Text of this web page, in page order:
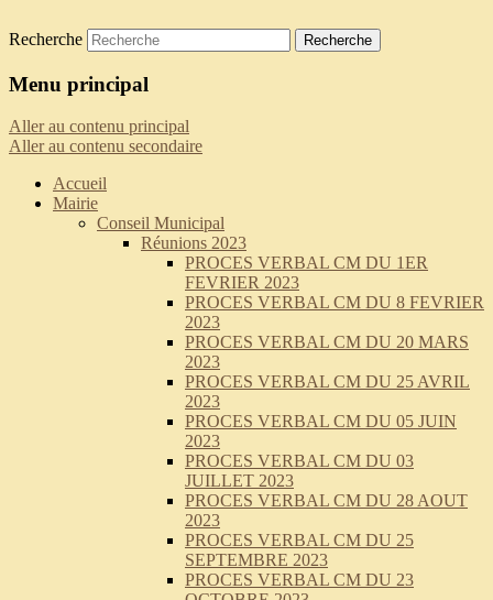
Saint-Pierre-de-Curtille
Recherche
Menu principal
Aller au contenu principal
Aller au contenu secondaire
Accueil
Mairie
Conseil Municipal
Réunions 2023
PROCES VERBAL CM DU 1ER
FEVRIER 2023
PROCES VERBAL CM DU 8 FEVRIER
2023
PROCES VERBAL CM DU 20 MARS
2023
PROCES VERBAL CM DU 25 AVRIL
2023
PROCES VERBAL CM DU 05 JUIN
2023
PROCES VERBAL CM DU 03
JUILLET 2023
PROCES VERBAL CM DU 28 AOUT
2023
PROCES VERBAL CM DU 25
SEPTEMBRE 2023
PROCES VERBAL CM DU 23